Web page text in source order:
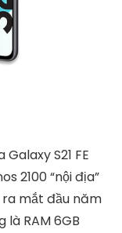
S21 FE
2100 “nội địa”
ra mắt đầu năm
RAM 6GB